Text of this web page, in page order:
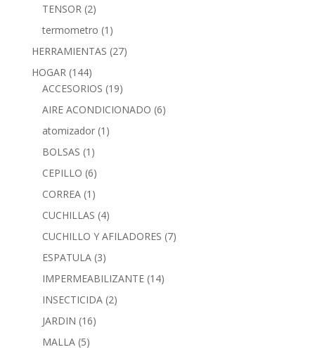
TENSOR (2)
termometro (1)
HERRAMIENTAS (27)
HOGAR (144)
ACCESORIOS (19)
AIRE ACONDICIONADO (6)
atomizador (1)
BOLSAS (1)
CEPILLO (6)
CORREA (1)
CUCHILLAS (4)
CUCHILLO Y AFILADORES (7)
ESPATULA (3)
IMPERMEABILIZANTE (14)
INSECTICIDA (2)
JARDIN (16)
MALLA (5)